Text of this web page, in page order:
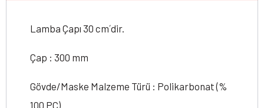
Lamba Çapı 30 cm´dir.
Çap : 300 mm
Gövde/Maske Malzeme Türü : Polikarbonat (%
100 PC)